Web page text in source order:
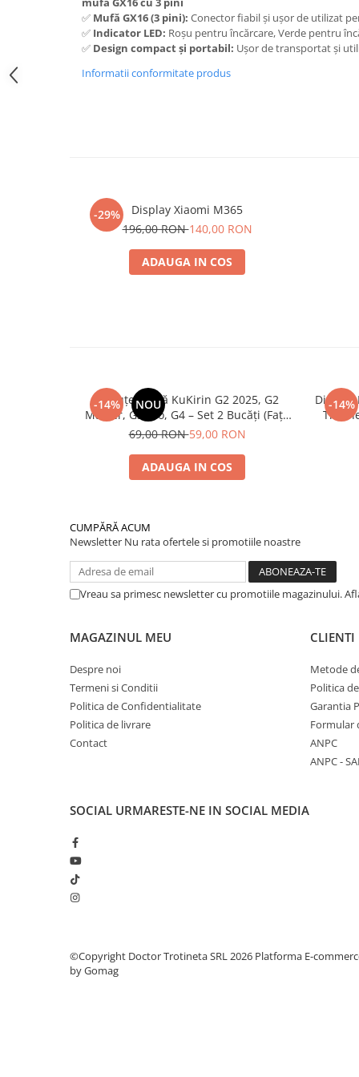
trotinete-electrice
https://www.doctortrotineta.ro/cauciucuri-
cauciucuri-bicicleta
Anvelope moto
✅ Mufă GX16 (3 pini): Conector fiabil și ușor de utilizat
✅ Indicator LED: Roșu pentru încărcare, Verde pentru
✅ Design compact și portabil: Ușor de transportat și
Informatii conformitate produs
-29%
Display Xiaomi M365
196,00 RON140,00 RON
ADAUGA IN COS
-14% NOU
Plăcuțe Frână KuKirin G2 2025, G2
Master, G3 Pro, G4 – Set 2 Bucăți (Față
sau Spate) Premium
69,00 RON59,00 RON
ADAUGA IN COS
-14%
Disc de
2025)
CUMPĂRĂ ACUM
Newsletter Nu rata ofertele si promotiile noastre
Vreau sa primesc newsletter cu promotiile magazinului.
MAGAZINUL MEU
Despre noi
Termeni si Conditii
Politica de Confidentialitate
Politica de livrare
Contact
CLIENTI
Metode
Politica
Garantia
Formular
ANPC
ANPC -
SOCIAL URMARESTE-NE IN SOCIAL MEDIA
©Copyright Doctor Trotineta SRL 2026 Platforma E-
by Gomag